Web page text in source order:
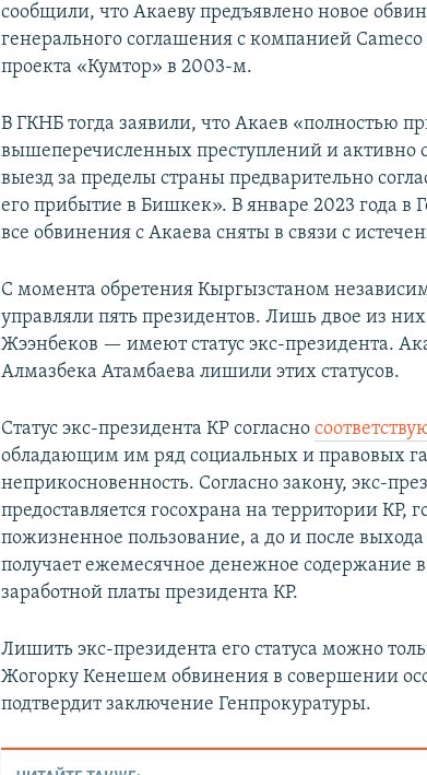
сообщили, что Акаеву предъявлено новое
генерального соглашения с компанией Cameco
проекта «Кумтор» в 2003-м.
В ГКНБ тогда заявили, что Акаев «полностью
вышеперечисленных преступлений и активно
выезд за пределы страны предварительно
его прибытие в Бишкек». В январе 2023 года в
все обвинения с Акаева сняты в связи с
С момента обретения Кыргызстаном
управляли пять президентов. Лишь двое из
Жээнбеков — имеют статус экс-президента.
Алмазбека Атамбаева лишили этих статусов.
Статус экс-президента КР согласно
обладающим им ряд социальных и правовых
неприкосновенность. Согласно закону, экс-
предоставляется госохрана на территории КР,
пожизненное пользование, а до и после
получает ежемесячное денежное содержание
заработной платы президента КР.
Лишить экс-президента его статуса можно
Жогорку Кенешем обвинения в совершении
подтвердит заключение Генпрокуратуры.